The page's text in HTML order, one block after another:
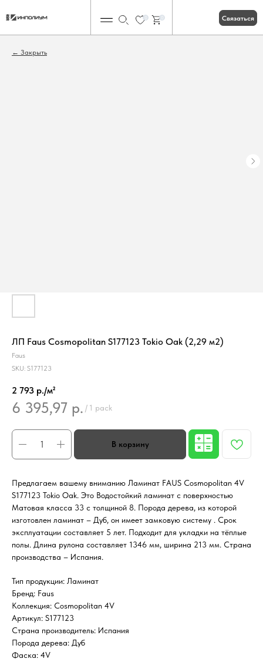
Связаться
Закрыть
ЛП Faus Cosmopolitan S177123 Tokio Oak (2,29 м2)
Faus
SKU: S177123
2 793 р./м²
6 395,97 р. / 1 pack
Предлагаем вашему вниманию Ламинат FAUS Cosmopolitan 4V
S177123 Tokio Oak. Это Водостойкий ламинат с поверхностью
Матовая класса 33 с толщиной 8. Порода дерева, из которой
изготовлен ламинат – Дуб, он имеет замковую систему . Срок
эксплуатации составляет 5 лет. Подходит для укладки на тёплые
полы. Длина рулона составляет 1346 мм, ширина 213 мм. Страна
производства – Испания.
Тип продукции: Ламинат
Бренд: Faus
Коллекция: Cosmopolitan 4V
Артикул: S177123
Страна производитель: Испания
Порода дерева: Дуб
Фаска: 4V